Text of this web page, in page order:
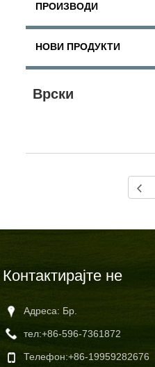
ПРОИЗВОДИ
НОВИ ПРОДУКТИ
Врски
Контактирајте не
Адреса: Бр.
тел:+86-596-7361872
Телефон:+86-19959282676